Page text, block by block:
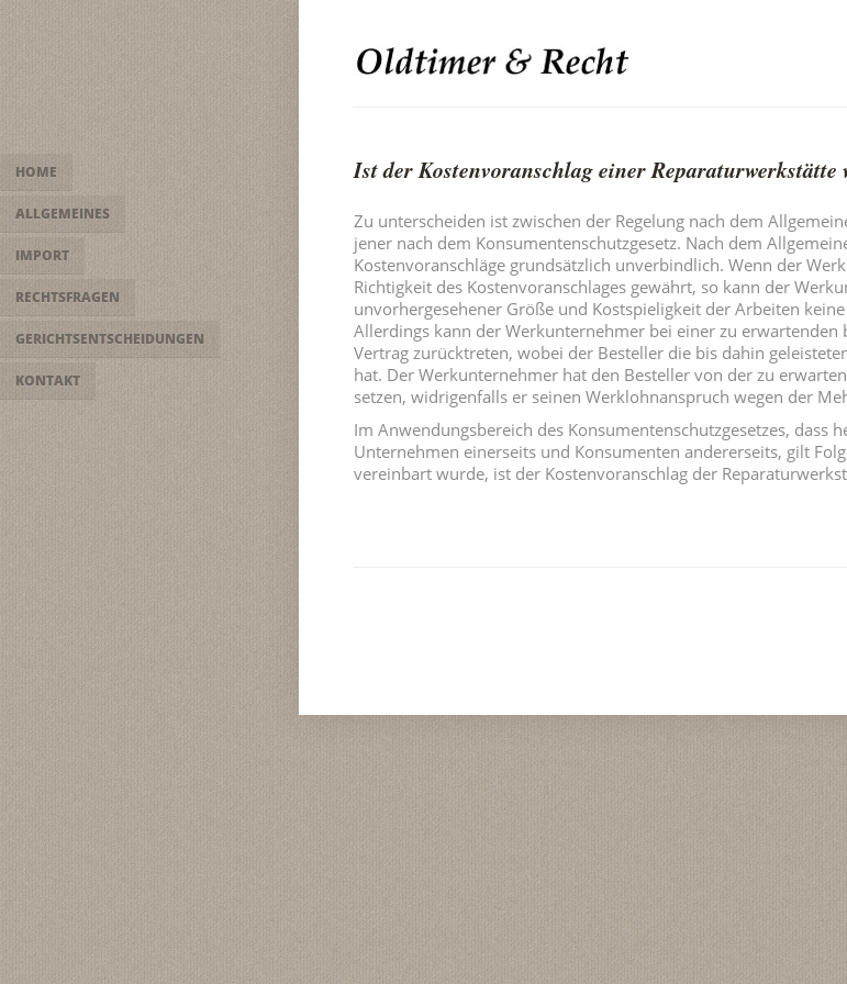
HOME
ALLGEMEINES
IMPORT
RECHTSFRAGEN
GERICHTSENTSCHEIDUNGEN
KONTAKT
Ist der Kostenvoranschlag einer
Zu unterscheiden ist zwischen der Regelung nach dem
jener nach dem Konsumentenschutzgesetz. Nach dem
Kostenvoranschläge grundsätzlich unverbindlich. Wenn der
Richtigkeit des Kostenvoranschlages gewährt, so kann der
unvorhergesehener Größe und Kostspieligkeit der Arbeiten
Allerdings kann der Werkunternehmer bei einer zu erwartenden
Vertrag zurücktreten, wobei der Besteller die bis dahin
hat. Der Werkunternehmer hat den Besteller von der zu
setzen, widrigenfalls er seinen Werklohnanspruch wegen der
Im Anwendungsbereich des Konsumentenschutzgesetzes, dass
Unternehmen einerseits und Konsumenten andererseits, gilt
vereinbart wurde, ist der Kostenvoranschlag der